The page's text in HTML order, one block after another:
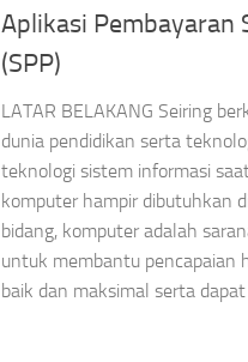
Aplikasi Pembayaran
(SPP)
LATAR BELAKANG Seiring
dunia pendidikan serta
teknologi sistem informasi
komputer hampir dibutuhkan
bidang, komputer adalah
untuk membantu pencapaian
baik dan maksimal serta dapat